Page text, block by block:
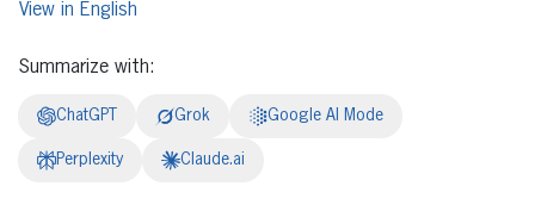
English
Summarize with:
ChatGPT Grok Google AI Mode
Perplexity Claude.ai